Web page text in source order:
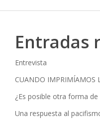
Entradas
Entrevista
CUANDO IMPRIMÍAMOS
¿Es posible otra forma de
Una respuesta al